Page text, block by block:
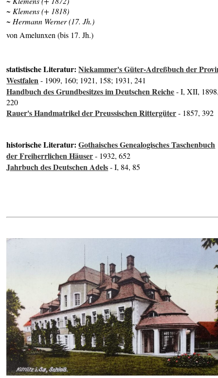
~ Klemens (+ 1818)
~ Hermann Werner (17. Jh.)
von Amelunxen (bis 17. Jh.)
statistische Literatur:Niekammer's Güter-Adreßbuch der
Westfalen- 1909, 160; 1921, 158; 1931, 241
Handbuch des Grundbesitzes im Deutschen Reiche- I, XII,
220
Rauer's Handmatrikel der Preussischen Rittergüter- 1857, 392
historische Literatur:Gothaisches Genealogisches Taschenbuch
der Freiherrlichen Häuser- 1932, 652
Jahrbuch des Deutschen Adels- I, 84, 85